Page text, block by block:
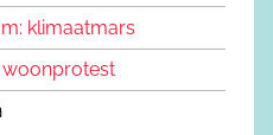
klimaatmars
woonprotest